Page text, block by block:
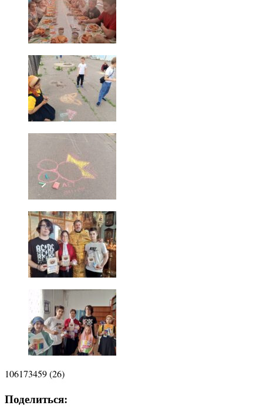
106173459 (26)
Поделиться: